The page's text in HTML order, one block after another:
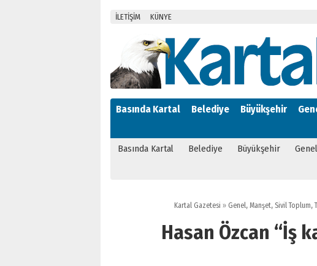
İLETİŞİM KÜNYE
Basında Kartal Belediye Büyükşehir
Basında Kartal Belediye Büyükşehir Genel
Kartal Gazetesi » Genel, Manşet, Sivil Toplum,
Hasan Özcan “İş